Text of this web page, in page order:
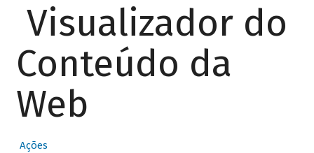
Visualizador do
Conteúdo da
Web
Ações